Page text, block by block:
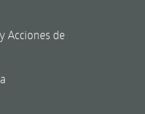
Acciones de